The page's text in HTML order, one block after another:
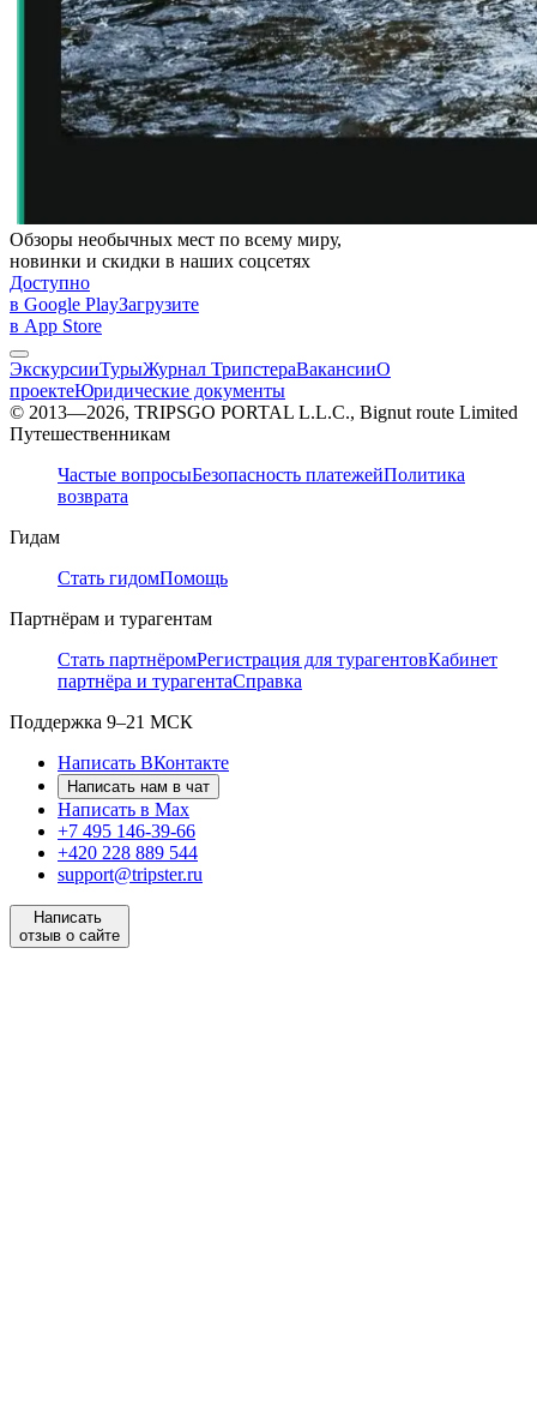
Обзоры необычных мест по всему миру,
новинки и скидки в наших соцсетях
Доступно
в Google PlayЗагрузите
в App Store
ЭкскурсииТурыЖурнал ТрипстераВакансииО
проектеЮридические документы
© 2013—2026, TRIPSGO PORTAL L.L.C., Bignut route Limited
Путешественникам
Частые вопросыБезопасность платежейПолитика
возврата
Гидам
Стать гидомПомощь
Партнёрам и турагентам
Стать партнёромРегистрация для турагентовКабинет
партнёра и турагентаСправка
Поддержка 9–21 МСК
Написать ВКонтакте
Написать нам в чат
Написать в Max
+7 495 146-39-66
+420 228 889 544
support@tripster.ru
Написать
отзыв о сайте